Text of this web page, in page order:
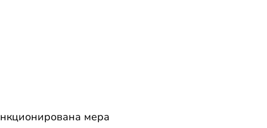
мера